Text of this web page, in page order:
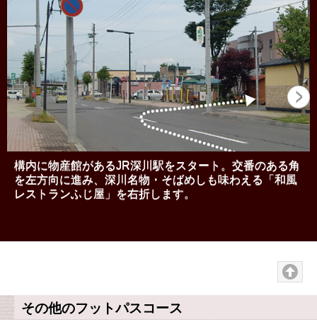
構内に物産館があるJR深川駅をスタート。交番のある角
を左方向に進み、深川名物・そばめしも味わえる「和風
レストランふじ屋」を右折します。
その他のフットパスコース